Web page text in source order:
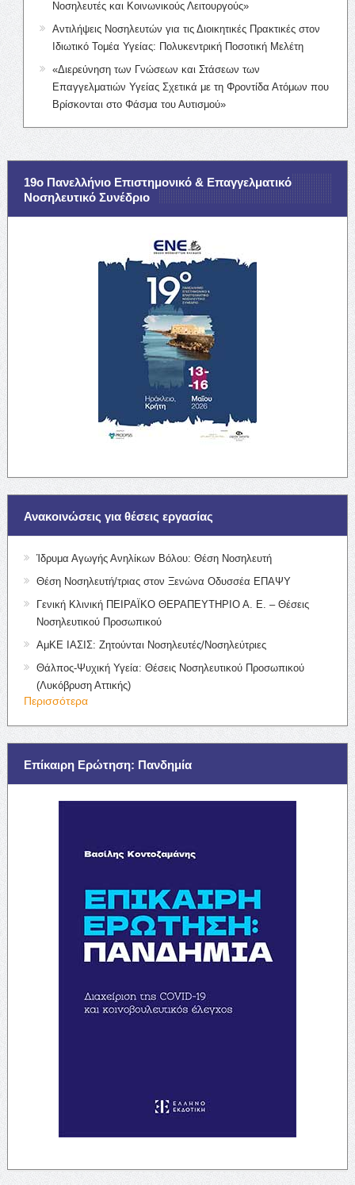
Νοσηλευτές και Κοινωνικούς Λειτουργούς»
Αντιλήψεις Νοσηλευτών για τις Διοικητικές Πρακτικές στον
Ιδιωτικό Τομέα Υγείας: Πολυκεντρική Ποσοτική Μελέτη
«Διερεύνηση των Γνώσεων και Στάσεων των
Επαγγελματιών Υγείας Σχετικά με τη Φροντίδα Ατόμων που
Βρίσκονται στο Φάσμα του Αυτισμού»
19ο Πανελλήνιο Επιστημονικό & Επαγγελματικό
Νοσηλευτικό Συνέδριο
Ανακοινώσεις για θέσεις εργασίας
Ίδρυμα Αγωγής Ανηλίκων Βόλου: Θέση Νοσηλευτή
Θέση Νοσηλευτή/τριας στον Ξενώνα Οδυσσέα ΕΠΑΨΥ
Γενική Κλινική ΠΕΙΡΑΪΚΟ ΘΕΡΑΠΕΥΤΗΡΙΟ Α. Ε. – Θέσεις
Νοσηλευτικού Προσωπικού
ΑμΚΕ ΙΑΣΙΣ: Ζητούνται Νοσηλευτές/Νοσηλεύτριες
Θάλπος-Ψυχική Υγεία: Θέσεις Νοσηλευτικού Προσωπικού
(Λυκόβρυση Αττικής)
Περισσότερα
Επίκαιρη Ερώτηση: Πανδημία